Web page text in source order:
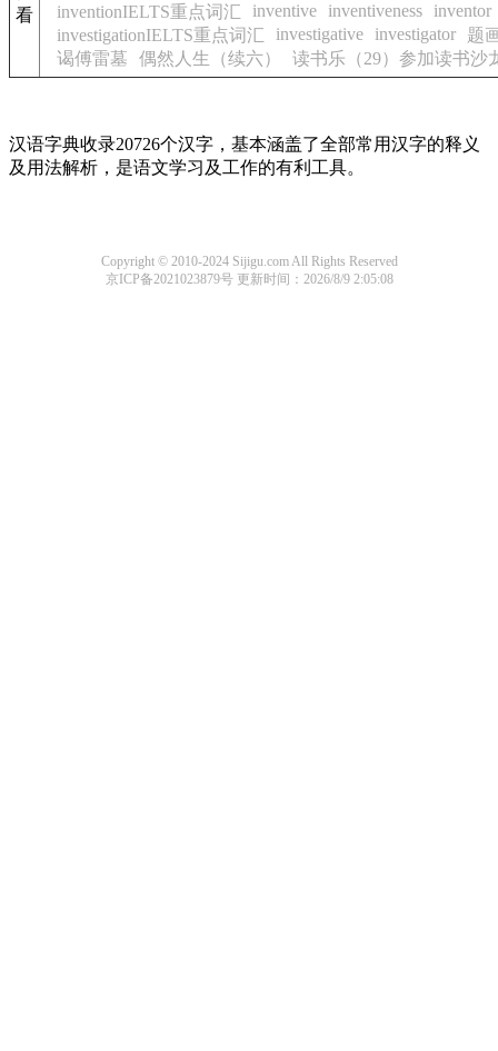
看
inventionIELTS重点词汇 inventive inventiveness
inventor
investigationIELTS重点词汇
investigative investigator
题
谒傅雷墓
偶然人生（续六） 读书乐（29）参加读书沙
汉语字典收录20726个汉字，基本涵盖了全部常用汉字的释义
及用法解析，是语文学习及工作的有利工具。
Copyright © 2010-2024 Sijigu.com All Rights Reserved
京ICP备2021023879号 更新时间：2026/8/9 2:05:08